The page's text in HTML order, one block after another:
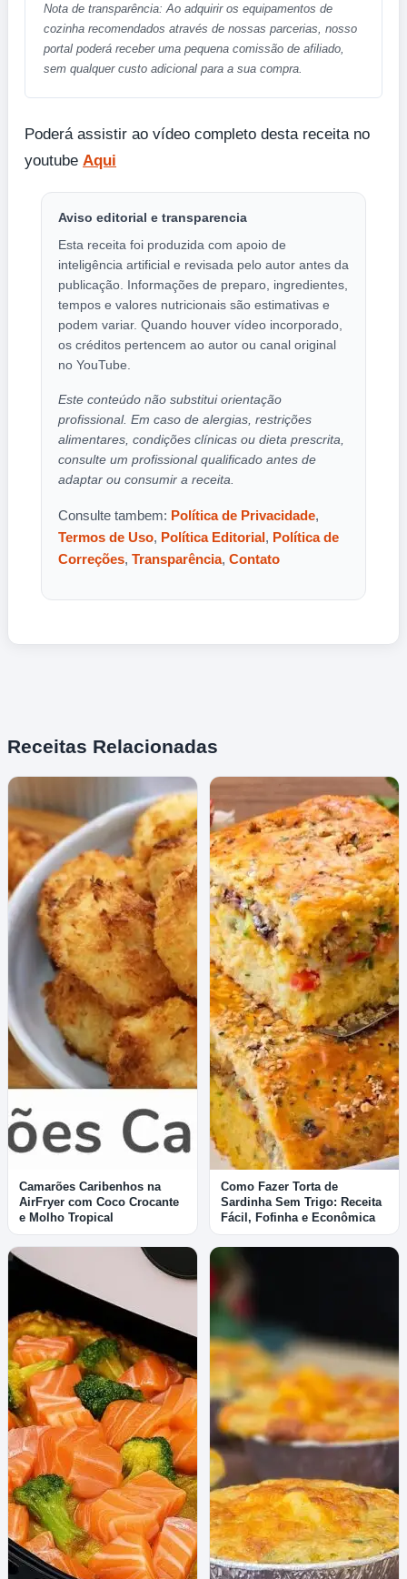
Nota de transparência: Ao adquirir os equipamentos de
cozinha recomendados através de nossas parcerias, nosso
portal poderá receber uma pequena comissão de afiliado,
sem qualquer custo adicional para a sua compra.
Poderá assistir ao vídeo completo desta receita no
youtube Aqui
Aviso editorial e transparencia
Esta receita foi produzida com apoio de
inteligência artificial e revisada pelo autor antes da
publicação. Informações de preparo, ingredientes,
tempos e valores nutricionais são estimativas e
podem variar. Quando houver vídeo incorporado,
os créditos pertencem ao autor ou canal original
no YouTube.
Este conteúdo não substitui orientação
profissional. Em caso de alergias, restrições
alimentares, condições clínicas ou dieta prescrita,
consulte um profissional qualificado antes de
adaptar ou consumir a receita.
Consulte tambem: Política de Privacidade,
Termos de Uso, Política Editorial, Política de
Correções, Transparência, Contato
Receitas Relacionadas
Camarões Caribenhos na
AirFryer com Coco Crocante
e Molho Tropical
Como Fazer Torta de
Sardinha Sem Trigo: Receita
Fácil, Fofinha e Econômica